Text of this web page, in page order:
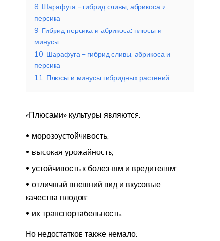
8 Шарафуга – гибрид сливы, абрикоса и
персика
9 Гибрид персика и абрикоса: плюсы и
минусы
10 Шарафуга – гибрид сливы, абрикоса и
персика
11 Плюсы и минусы гибридных растений
«Плюсами» культуры являются:
морозоустойчивость;
высокая урожайность;
устойчивость к болезням и вредителям;
отличный внешний вид и вкусовые
качества плодов;
их транспортабельность.
Но недостатков также немало: